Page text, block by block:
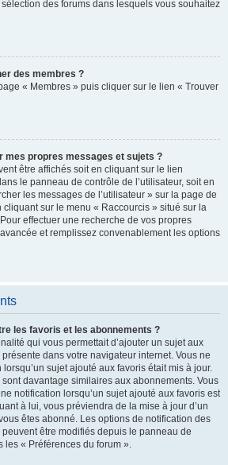
des forums dans lesquels vous souhaitez
des membres ?
« Membres » puis cliquer sur le lien « Trouver
mes propres messages et sujets ?
être affichés soit en cliquant sur le lien
le panneau de contrôle de l’utilisateur, soit en
les messages de l’utilisateur » sur la page de
sur le menu « Raccourcis » situé sur la
effectuer une recherche de vos propres
et remplissez convenablement les options
les favoris et les abonnements ?
qui vous permettait d’ajouter un sujet aux
dans votre navigateur internet. Vous ne
sujet ajouté aux favoris était mis à jour.
davantage similaires aux abonnements. Vous
notification lorsqu’un sujet ajouté aux favoris est
à lui, vous préviendra de la mise à jour d’un
êtes abonné. Les options de notification des
être modifiés depuis le panneau de
les « Préférences du forum ».